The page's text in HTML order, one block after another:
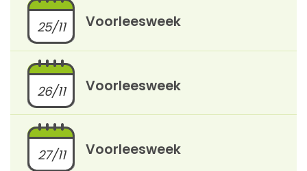
25/11 Voorleesweek
26/11 Voorleesweek
27/11 Voorleesweek